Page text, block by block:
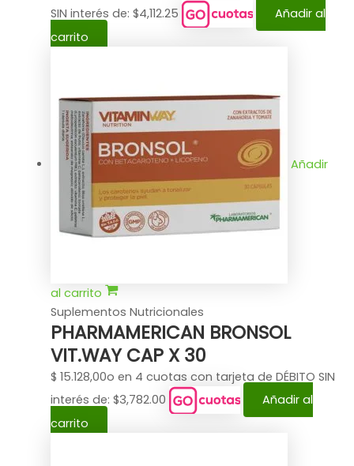
SIN interés de: $4,112.25
Añadir al
carrito
Añadir
al carrito
Suplementos Nutricionales
PHARMAMERICAN BRONSOL
VIT.WAY CAP X 30
$ 15.128,00o en 4 cuotas con tarjeta de DÉBITO SIN
interés de: $3,782.00
Añadir al
carrito